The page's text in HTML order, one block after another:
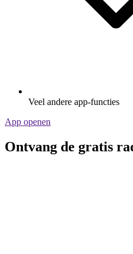
Veel andere app-functies
App openen
Ontvang de gratis